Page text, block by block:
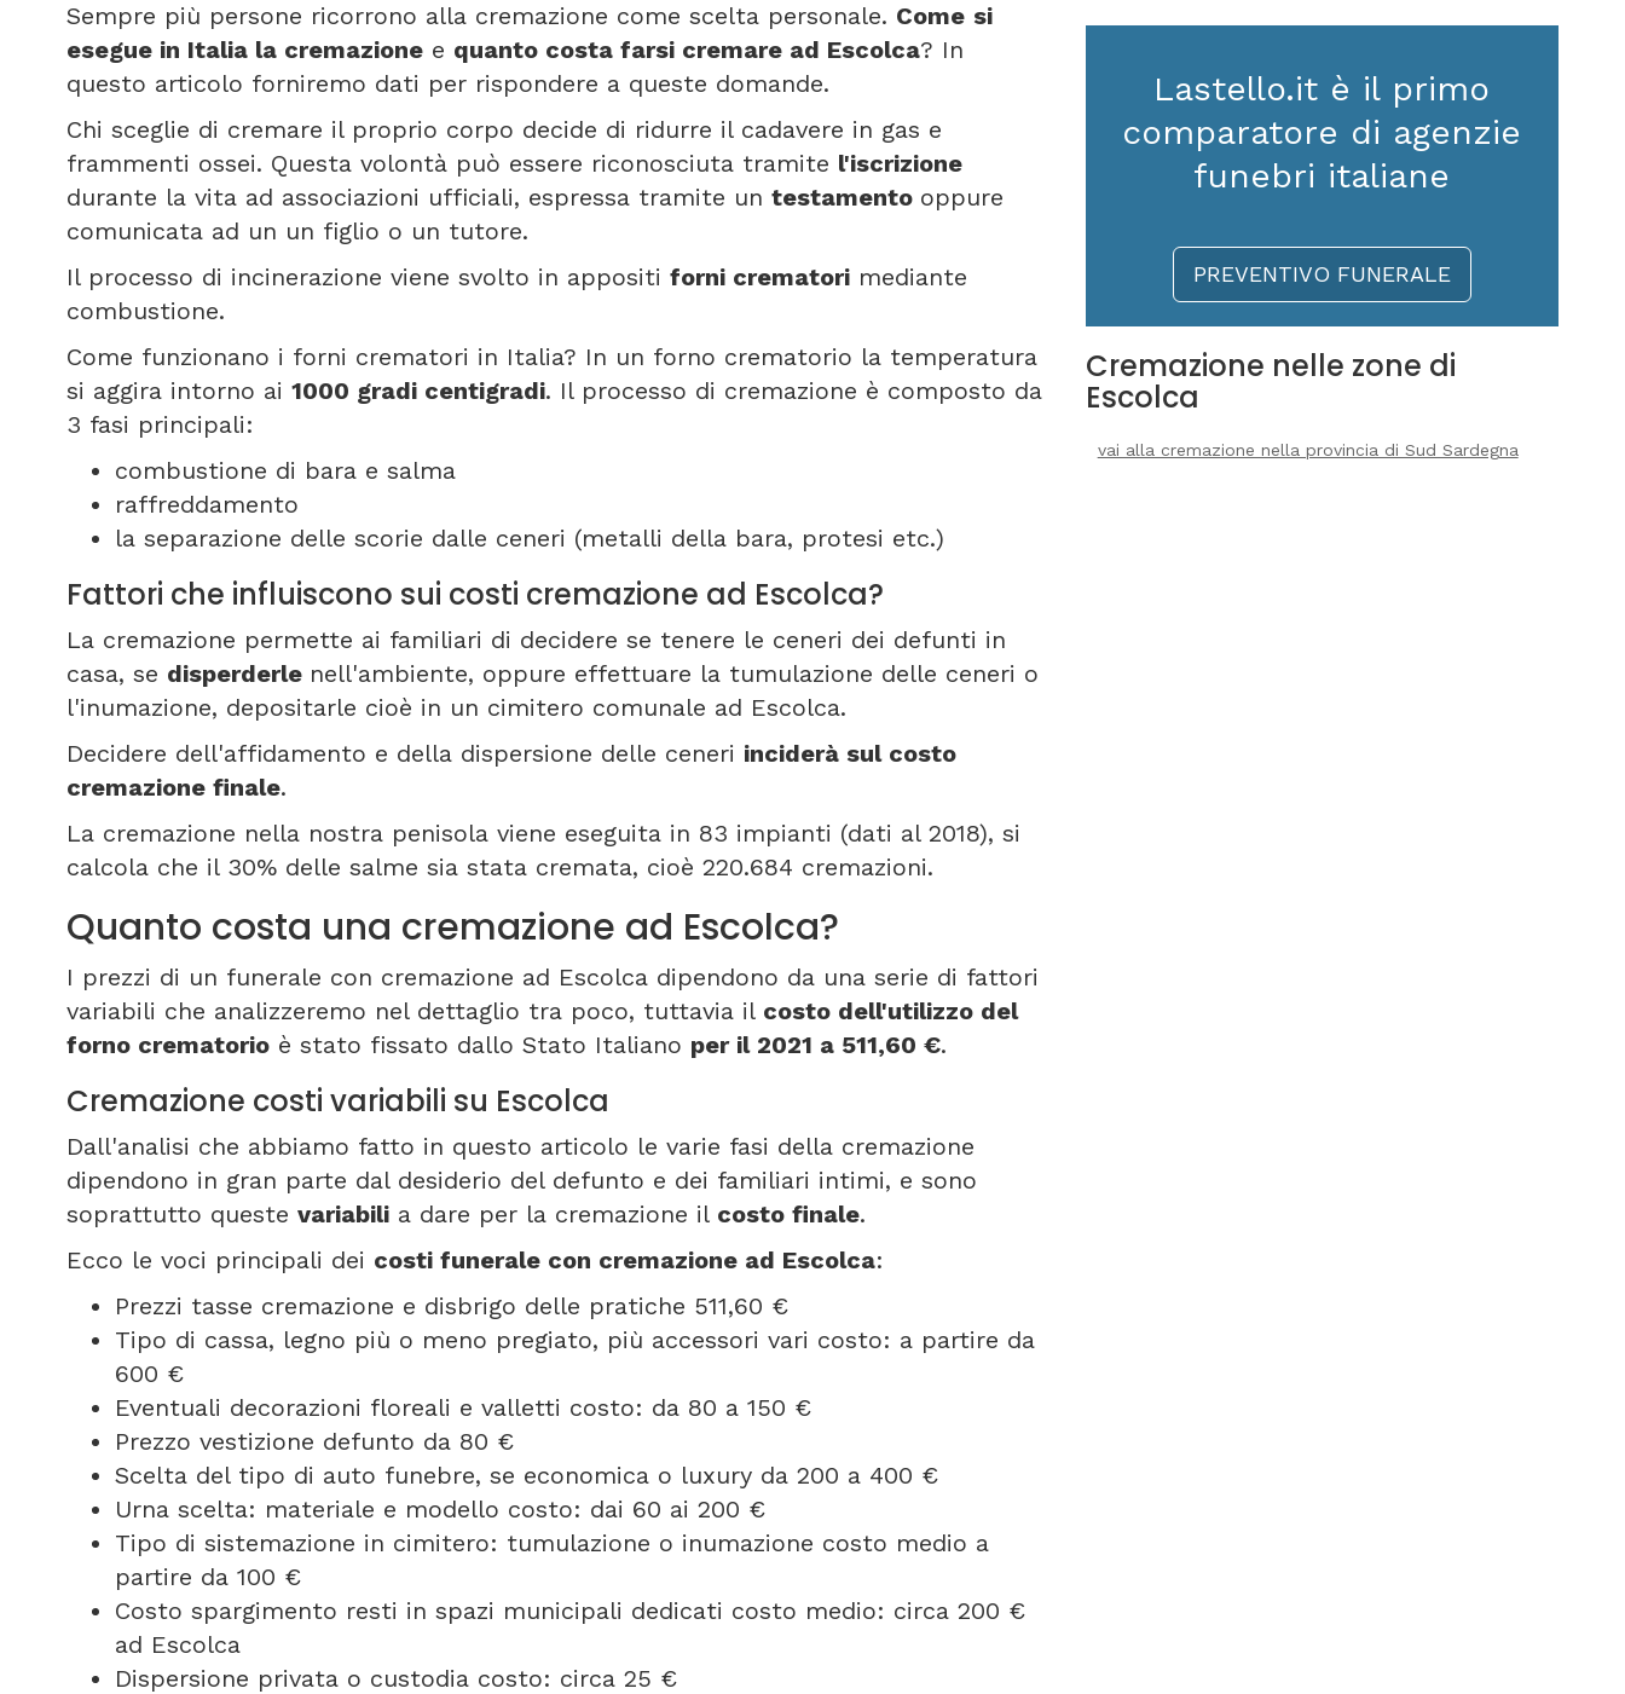
Sempre più persone ricorrono alla cremazione come scelta personale. Come si
esegue in Italia la cremazione e quanto costa farsi cremare ad Escolca? In
questo articolo forniremo dati per rispondere a queste domande.
Chi sceglie di cremare il proprio corpo decide di ridurre il cadavere in gas e
frammenti ossei. Questa volontà può essere riconosciuta tramite l'iscrizione
durante la vita ad associazioni ufficiali, espressa tramite un testamento oppure
comunicata ad un un figlio o un tutore.
Il processo di incinerazione viene svolto in appositi forni crematori mediante
combustione.
Come funzionano i forni crematori in Italia? In un forno crematorio la temperatura
si aggira intorno ai 1000 gradi centigradi. Il processo di cremazione è composto da
3 fasi principali:
combustione di bara e salma
raffreddamento
la separazione delle scorie dalle ceneri (metalli della bara, protesi etc.)
Fattori che influiscono sui costi cremazione ad Escolca?
La cremazione permette ai familiari di decidere se tenere le ceneri dei defunti in
casa, se disperderle nell'ambiente, oppure effettuare la tumulazione delle ceneri o
l'inumazione, depositarle cioè in un cimitero comunale ad Escolca.
Decidere dell'affidamento e della dispersione delle ceneri inciderà sul costo
cremazione finale.
La cremazione nella nostra penisola viene eseguita in 83 impianti (dati al 2018), si
calcola che il 30% delle salme sia stata cremata, cioè 220.684 cremazioni.
Quanto costa una cremazione ad Escolca?
I prezzi di un funerale con cremazione ad Escolca dipendono da una serie di fattori
variabili che analizzeremo nel dettaglio tra poco, tuttavia il costo dell'utilizzo del
forno crematorio è stato fissato dallo Stato Italiano per il 2021 a 511,60 €.
Cremazione costi variabili su Escolca
Dall'analisi che abbiamo fatto in questo articolo le varie fasi della cremazione
dipendono in gran parte dal desiderio del defunto e dei familiari intimi, e sono
soprattutto queste variabili a dare per la cremazione il costo finale.
Ecco le voci principali dei costi funerale con cremazione ad Escolca:
Prezzi tasse cremazione e disbrigo delle pratiche 511,60 €
Tipo di cassa, legno più o meno pregiato, più accessori vari costo: a partire da
600 €
Eventuali decorazioni floreali e valletti costo: da 80 a 150 €
Prezzo vestizione defunto da 80 €
Scelta del tipo di auto funebre, se economica o luxury da 200 a 400 €
Urna scelta: materiale e modello costo: dai 60 ai 200 €
Tipo di sistemazione in cimitero: tumulazione o inumazione costo medio a
partire da 100 €
Costo spargimento resti in spazi municipali dedicati costo medio: circa 200 €
ad Escolca
Dispersione privata o custodia costo: circa 25 €
Lastello.it è il primo
comparatore di agenzie
funebri italiane
PREVENTIVO FUNERALE
Cremazione nelle zone di
Escolca
vai alla cremazione nella provincia di Sud Sardegna